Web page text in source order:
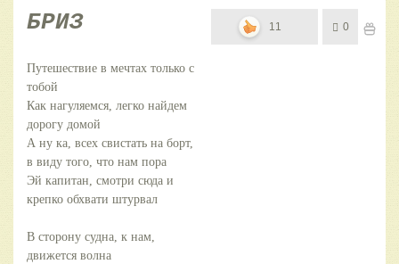
БРИЗ
Путешествие в мечтах только с
тобой
Как нагуляемся, легко найдем
дорогу домой
А ну ка, всех свистать на борт,
в виду того, что нам пора
Эй капитан, смотри сюда и
крепко обхвати штурвал
В сторону судна, к нам,
движется волна
11 0